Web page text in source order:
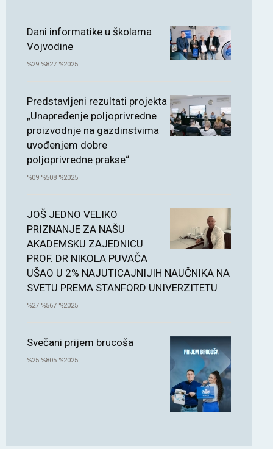
Dani informatike u školama
Vojvodine
%29 %827 %2025
Predstavljeni rezultati projekta
„Unapređenje poljoprivredne
proizvodnje na gazdinstvima
uvođenjem dobre
poljoprivredne prakse“
%09 %508 %2025
JOŠ JEDNO VELIKO
PRIZNANJE ZA NAŠU
AKADEMSKU ZAJEDNICU
PROF. DR NIKOLA PUVAČA
UŠAO U 2% NAJUTICAJNIJIH NAUČNIKA NA
SVETU PREMA STANFORD UNIVERZITETU
%27 %567 %2025
Svečani prijem brucoša
%25 %805 %2025